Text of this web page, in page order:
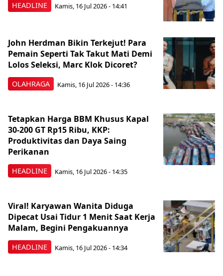
HEADLINE Kamis, 16 Jul 2026 - 14:41
OLAHRAGA
John Herdman Bikin Terkejut! Para
Pemain Seperti Tak Takut Mati Demi
Lolos Seleksi, Marc Klok Dicoret?
Kamis, 16 Jul 2026 - 14:36
HEADLINE
Tetapkan Harga BBM Khusus Kapal
30-200 GT Rp15 Ribu, KKP:
Produktivitas dan Daya Saing
Perikanan
Kamis, 16 Jul 2026 - 14:35
HEADLINE
Viral! Karyawan Wanita Diduga
Dipecat Usai Tidur 1 Menit Saat Kerja
Malam, Begini Pengakuannya
Kamis, 16 Jul 2026 - 14:34